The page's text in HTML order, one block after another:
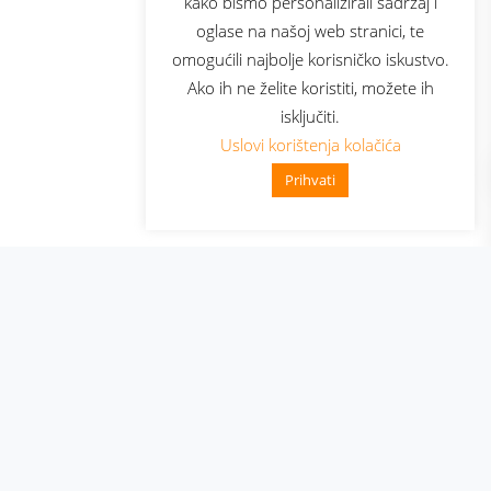
oglase na našoj web stranici, te
omogućili najbolje korisničko iskustvo.
Ako ih ne želite koristiti, možete ih
isključiti.
Uslovi korištenja kolačića
Prihvati
👋 Zdravo, kako mogu pomoći?